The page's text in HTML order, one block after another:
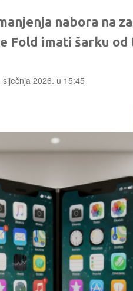
nabora na
Fold imati šarku
2026. u 15:45